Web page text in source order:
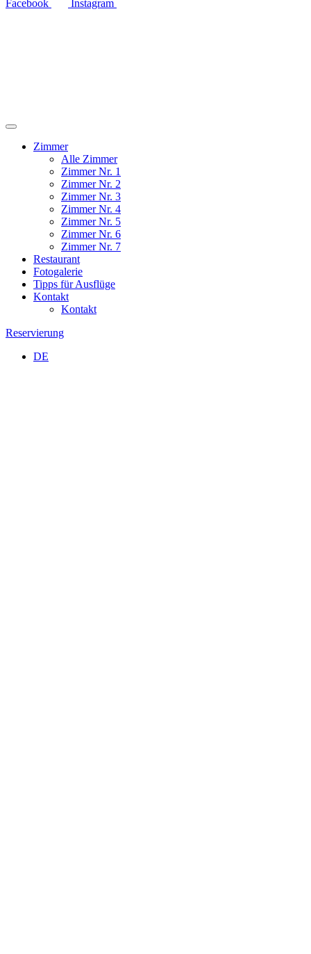
Facebook Instagram
Zimmer
Alle Zimmer
Zimmer Nr. 1
Zimmer Nr. 2
Zimmer Nr. 3
Zimmer Nr. 4
Zimmer Nr. 5
Zimmer Nr. 6
Zimmer Nr. 7
Restaurant
Fotogalerie
Tipps für Ausflüge
Kontakt
Kontakt
Reservierung
DE